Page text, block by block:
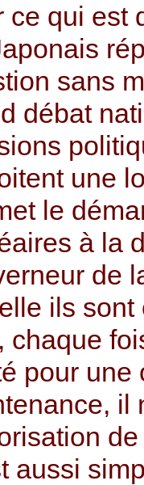
ce qui est
sans
débat
une
le
à la
de
ils
chaque
pour une
il
aussi